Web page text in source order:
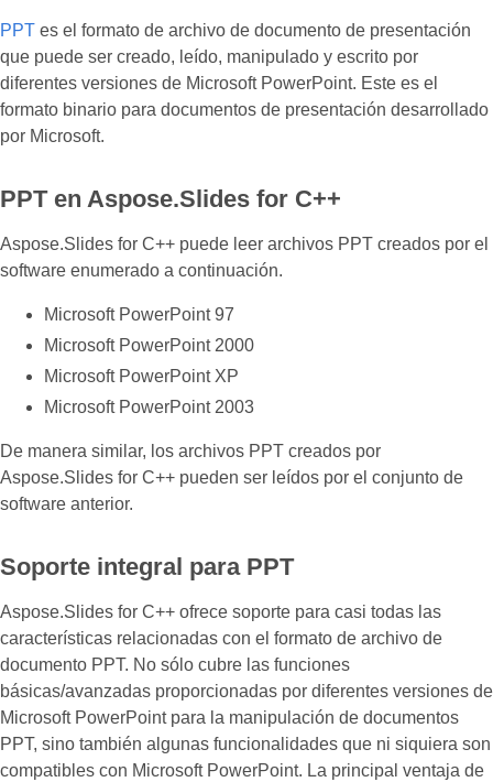
PPT es el formato de archivo de documento de presentación
que puede ser creado, leído, manipulado y escrito por
diferentes versiones de Microsoft PowerPoint. Este es el
formato binario para documentos de presentación desarrollado
por Microsoft.
PPT en Aspose.Slides for C++
Aspose.Slides for C++ puede leer archivos PPT creados por el
software enumerado a continuación.
Microsoft PowerPoint 97
Microsoft PowerPoint 2000
Microsoft PowerPoint XP
Microsoft PowerPoint 2003
De manera similar, los archivos PPT creados por
Aspose.Slides for C++ pueden ser leídos por el conjunto de
software anterior.
Soporte integral para PPT
Aspose.Slides for C++ ofrece soporte para casi todas las
características relacionadas con el formato de archivo de
documento PPT. No sólo cubre las funciones
básicas/avanzadas proporcionadas por diferentes versiones de
Microsoft PowerPoint para la manipulación de documentos
PPT, sino también algunas funcionalidades que ni siquiera son
compatibles con Microsoft PowerPoint. La principal ventaja de